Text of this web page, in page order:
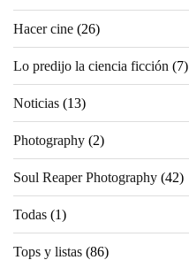
Hacer cine (26)
Lo predijo la ciencia ficción (7)
Noticias (13)
Photography (2)
Soul Reaper Photography (42)
Todas (1)
Tops y listas (86)